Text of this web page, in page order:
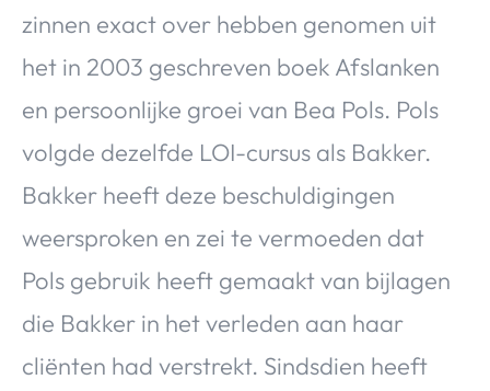
zinnen exact over hebben genomen uit
het in 2003 geschreven boek Afslanken
en persoonlijke groei van Bea Pols. Pols
volgde dezelfde LOI-cursus als Bakker.
Bakker heeft deze beschuldigingen
weersproken en zei te vermoeden dat
Pols gebruik heeft gemaakt van bijlagen
die Bakker in het verleden aan haar
cliënten had verstrekt. Sindsdien heeft